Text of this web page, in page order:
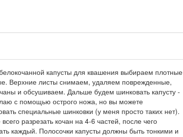
капусты для квашения выбираем плотные
Верхние листы снимаем, удаляем поврежденные,
и обсушиваем. Дальше будем шинковать капусту -
с помощью острого ножа, но вы можете
специальные шинковки (у меня просто таких нет).
разрезать кочан на 4-6 частей, после чего
каждый. Полосочки капусты должны быть тонкими и